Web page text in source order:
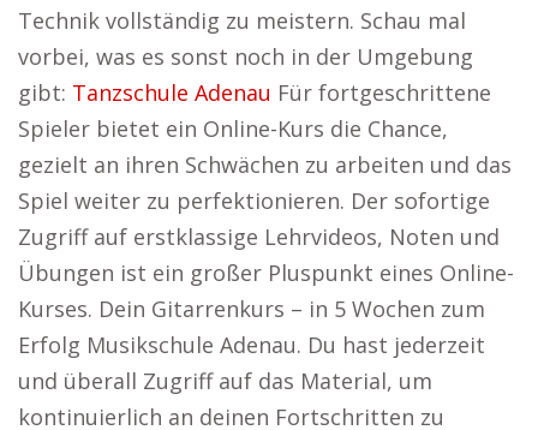
Technik vollständig zu meistern. Schau mal
vorbei, was es sonst noch in der Umgebung
gibt: Tanzschule Adenau Für fortgeschrittene
Spieler bietet ein Online-Kurs die Chance,
gezielt an ihren Schwächen zu arbeiten und das
Spiel weiter zu perfektionieren. Der sofortige
Zugriff auf erstklassige Lehrvideos, Noten und
Übungen ist ein großer Pluspunkt eines Online-
Kurses. Dein Gitarrenkurs – in 5 Wochen zum
Erfolg Musikschule Adenau. Du hast jederzeit
und überall Zugriff auf das Material, um
kontinuierlich an deinen Fortschritten zu